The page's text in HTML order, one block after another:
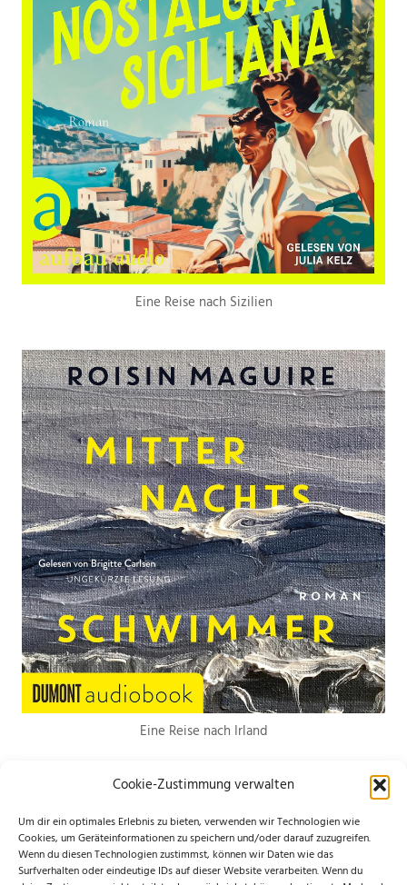
Cookie-Zustimmung verwalten
Um dir ein optimales Erlebnis zu bieten, verwenden wir Technologien wie
Cookies, um Geräteinformationen zu speichern und/oder darauf zuzugreifen.
Wenn du diesen Technologien zustimmst, können wir Daten wie das
Surfverhalten oder eindeutige IDs auf dieser Website verarbeiten. Wenn du
Eine Reise nach Sizilien
Eine Reise nach Irland
*Hierbei handelt es sich um Werbelinks. Wenn du etwas über den Link